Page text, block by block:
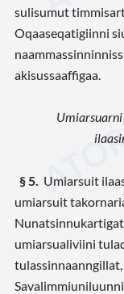
sulisumut
Oqaaseqatigiinni
akisussaaffigaa.
§ 5 Umiarsuit
umiarsuit
umiarsualiviini